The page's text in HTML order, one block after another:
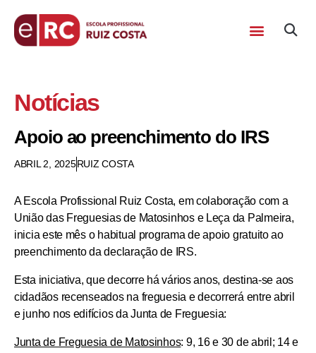
Notícias
Apoio ao preenchimento do IRS
ABRIL 2, 2025RUIZ COSTA
A Escola Profissional Ruiz Costa, em colaboração com a
União das Freguesias de Matosinhos e Leça da Palmeira,
inicia este mês o habitual programa de apoio gratuito ao
preenchimento da declaração de IRS.
Esta iniciativa, que decorre há vários anos, destina-se aos
cidadãos recenseados na freguesia e decorrerá entre abril
e junho nos edifícios da Junta de Freguesia:
Junta de Freguesia de Matosinhos: 9, 16 e 30 de abril; 14 e